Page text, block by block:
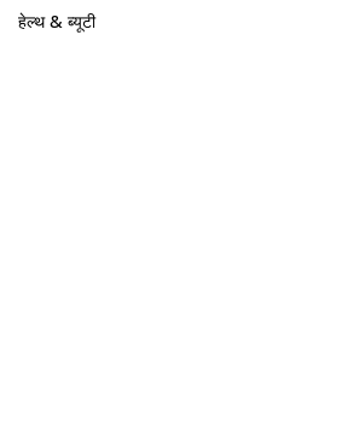
हेल्थ & ब्यूटी